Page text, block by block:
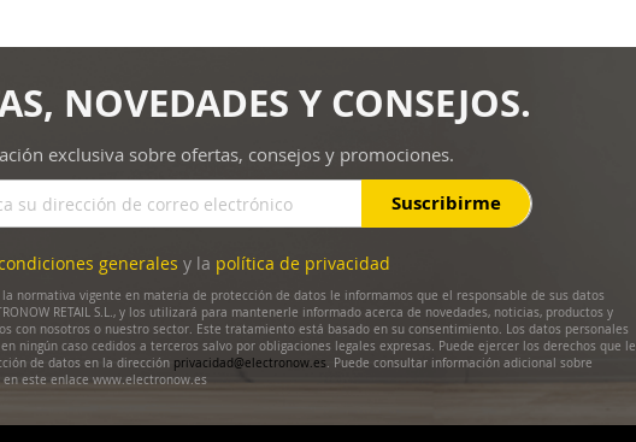
NOVEDADES Y CONSEJOS.
exclusiva sobre ofertas, consejos y promociones.
Suscribirme
generales y la política de privacidad
normativa vigente en materia de protección de datos le informamos que el responsable de sus datos
RETAIL S.L., y los utilizará para mantenerle informado acerca de novedades, noticias, productos y
con nosotros o nuestro sector. Este tratamiento está basado en su consentimiento. Los datos personales
ningún caso cedidos a terceros salvo por obligaciones legales expresas. Puede ejercer los derechos que le
de datos en la dirección privacidad@electronow.es. Puede consultar información adicional sobre
en este enlace www.electronow.es